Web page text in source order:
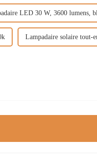
LED 30 W, 3600 lumens,
Lampadaire solaire tout-